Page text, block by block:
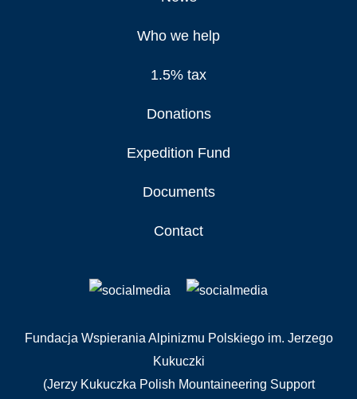
Who we help
1.5% tax
Donations
Expedition Fund
Documents
Contact
Fundacja Wspierania Alpinizmu Polskiego im. Jerzego
Kukuczki
(Jerzy Kukuczka Polish Mountaineering Support